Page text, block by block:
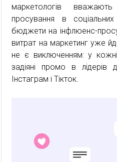
маркетологів
просування в
бюджети на інфлюенс-
витрат на маркетинг уже
не є виключенням: у
задіяні промо в лідерів
Інстаграм і Тікток.